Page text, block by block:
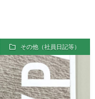
その他（社員日記等）